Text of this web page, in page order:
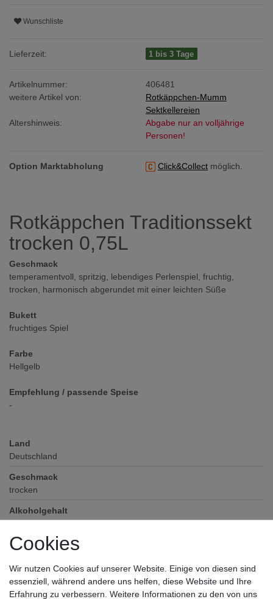
Wunschliste
Lieferzeit: 1 bis 3 Tage
Artikelnummer:
406481
weitere Artikel von:
Rotkäppchen-Mumm
Sektkellereien
Altershinweis:
Abgabe nur an volljährige
Personen!
Option Marktabholung Click&Collect möglich.
Rotkäppchen Traditionssekt
trocken 0,75L
Geschmack
temperamentvoll, spritzig, lebendiges Perlenspiel, fruchtig,
trocken, harmonisch abgerundet mit einer leichten Süße
Bukett
fruchtiges Spiel
Farbe
Hellgelb
Empfehlung / passende Speise
-
Land
Deutschland
Geschmack
trocken
Alkoholgehalt
11% vol
Verschluss
Zutaten / Allergene
enthält Sulfite
Cookies
Wir nutzen Cookies auf unserer Website. Einige von diesen sind
essenziell, während andere uns helfen, diese Website und Ihre
Erfahrung zu verbessern. Weitere Informationen zu den von uns